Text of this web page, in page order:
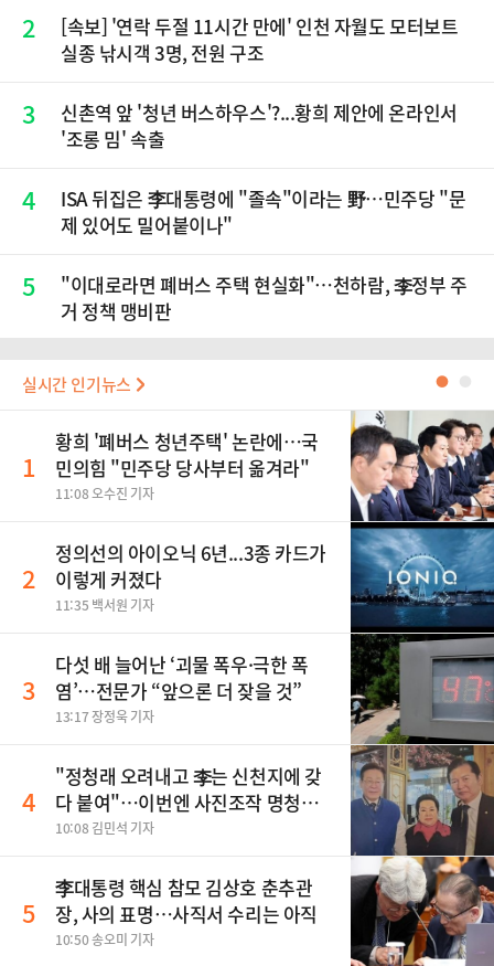
2
[속보] '연락 두절 11시간 만에' 인천 자월도 모터보트
실종 낚시객 3명, 전원 구조
3
신촌역 앞 '청년 버스하우스'?...황희 제안에 온라인서
'조롱 밈' 속출
4
ISA 뒤집은 李대통령에 "졸속"이라는 野…민주당 "문
제 있어도 밀어붙이나"
5
"이대로라면 폐버스 주택 현실화"…천하람, 李정부 주
거 정책 맹비판
실시간 인기뉴스 ●
1
황희 '폐버스 청년주택' 논란에…국
민의힘 "민주당 당사부터 옮겨라"
11:08 오수진 기자
2
정의선의 아이오닉 6년...3종 카드가
이렇게 커졌다
11:35 백서원 기자
3
다섯 배 늘어난 ‘괴물 폭우·극한 폭
염’…전문가 “앞으론 더 잦을 것”
13:17 장정욱 기자
4
"정청래 오려내고 李는 신천지에 갖
다 붙여"…이번엔 사진조작 명청대
전
10:08 김민석 기자
5
李대통령 핵심 참모 김상호 춘추관
장, 사의 표명…사직서 수리는 아직
10:50 송오미 기자